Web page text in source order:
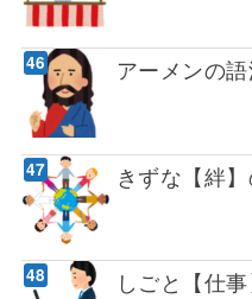
アーメンの
きずな【絆
しごと【仕